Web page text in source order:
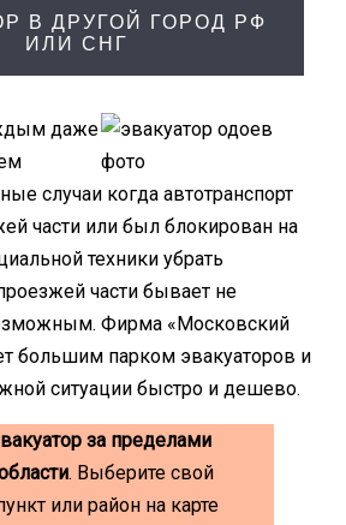
В ДРУГОЙ ГОРОД РФ
ИЛИ СНГ
даже
случаи когда автотранспорт
части или был блокирован на
техники убрать
части бывает не
Фирма «Московский
большим парком эвакуаторов и
ситуации быстро и дешево.
за пределами
. Выберите свой
или район на карте